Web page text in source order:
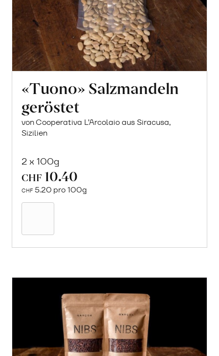
«Tuono» Salzmandeln
geröstet
von Cooperativa L’Arcolaio aus Siracusa,
Sizilien
2 x 100g
CHF 10.40
CHF 5.20 pro 100g